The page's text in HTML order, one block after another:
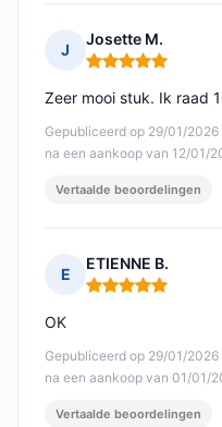
J
Josette M.
Opmerking: 5 van
Gepubliceerd op 29/01/2026
na een aankoop van 12/01/
Zeer mooi stuk. Ik raad
Vertaalde beoordelingen
E
ETIENNE B.
Opmerking: 5 van
Gepubliceerd op 29/01/2026
na een aankoop van 01/01/
OK
Vertaalde beoordelingen